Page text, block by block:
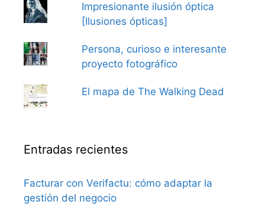
Impresionante ilusión óptica
[Ilusiones ópticas]
Persona, curioso e interesante
proyecto fotográfico
El mapa de The Walking Dead
Entradas recientes
Facturar con Verifactu: cómo adaptar la
gestión del negocio